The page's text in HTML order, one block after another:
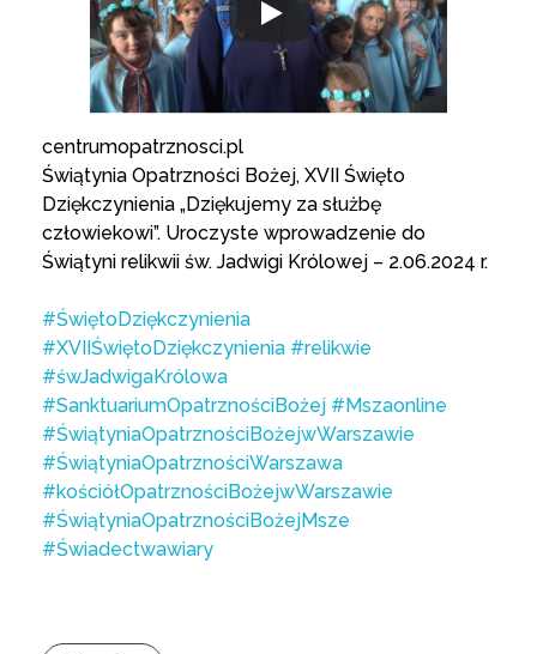
centrumopatrznosci.pl
Świątynia Opatrzności Bożej, XVII Święto
Dziękczynienia „Dziękujemy za służbę
człowiekowi”. Uroczyste wprowadzenie do
Świątyni relikwii św. Jadwigi Królowej – 2.06.2024 r.
#ŚwiętoDziękczynienia
#XVIIŚwiętoDziękczynienia #relikwie
#śwJadwigaKrólowa
#SanktuariumOpatrznościBożej #Mszaonline
#ŚwiątyniaOpatrznościBożejwWarszawie
#ŚwiątyniaOpatrznościWarszawa
#kościółOpatrznościBożejwWarszawie
#ŚwiątyniaOpatrznościBożejMsze
#Świadectwawiary